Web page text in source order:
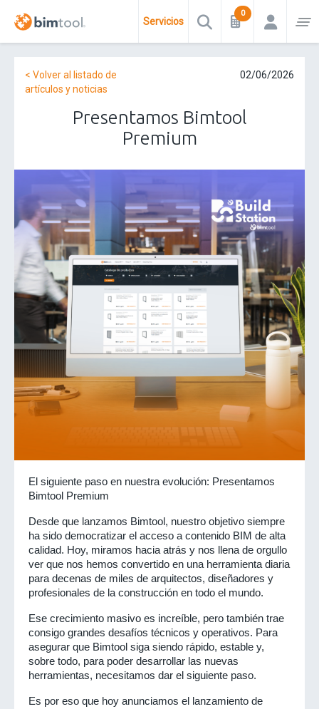
Servicios
< Volver al listado de
artículos y noticias
02/06/2026
Presentamos Bimtool
Premium
El siguiente paso en nuestra evolución: Presentamos
Bimtool Premium
Desde que lanzamos Bimtool, nuestro objetivo siempre
ha sido democratizar el acceso a contenido BIM de alta
calidad. Hoy, miramos hacia atrás y nos llena de orgullo
ver que nos hemos convertido en una herramienta diaria
para decenas de miles de arquitectos, diseñadores y
profesionales de la construcción en todo el mundo.
Ese crecimiento masivo es increíble, pero también trae
consigo grandes desafíos técnicos y operativos. Para
asegurar que Bimtool siga siendo rápido, estable y,
sobre todo, para poder desarrollar las nuevas
herramientas, necesitamos dar el siguiente paso.